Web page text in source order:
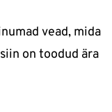
vead, mida
on toodud ära